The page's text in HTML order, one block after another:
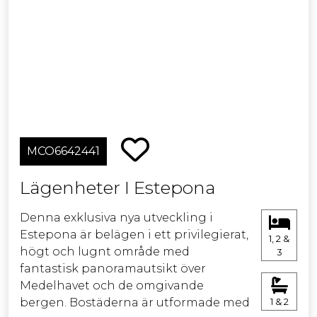
MCO6642441
Lägenheter I Estepona
Denna exklusiva nya utveckling i
Estepona är belägen i ett privilegierat,
högt och lugnt område med
fantastisk panoramautsikt över
Medelhavet och de omgivande
bergen. Bostäderna är utformade med
1, 2 &
3
1 & 2